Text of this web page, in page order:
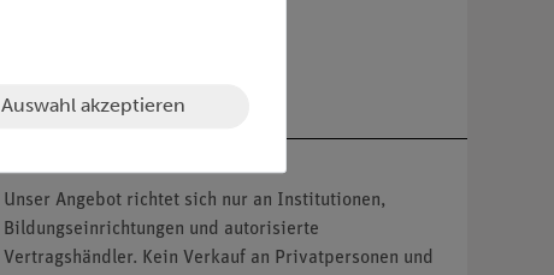
Unser Angebot richtet sich nur an Institutionen,
Bildungseinrichtungen und autorisierte
Vertragshändler. Kein Verkauf an Privatpersonen und
Auswahl akzeptieren